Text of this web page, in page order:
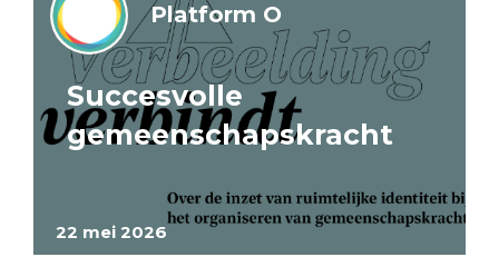
22 mei 2026
Platform O
Succesvolle
gemeenschapskracht